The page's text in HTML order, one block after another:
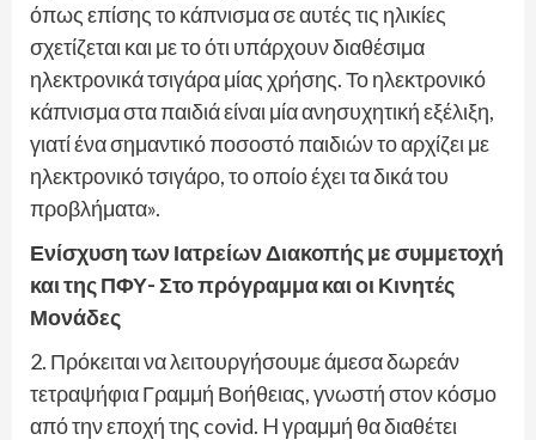
όπως επίσης το κάπνισμα σε αυτές τις ηλικίες
σχετίζεται και με το ότι υπάρχουν διαθέσιμα
ηλεκτρονικά τσιγάρα μίας χρήσης. Το ηλεκτρονικό
κάπνισμα στα παιδιά είναι μία ανησυχητική εξέλιξη,
γιατί ένα σημαντικό ποσοστό παιδιών το αρχίζει με
ηλεκτρονικό τσιγάρο, το οποίο έχει τα δικά του
προβλήματα».
Ενίσχυση των Ιατρείων Διακοπής με συμμετοχή
και της ΠΦΥ- Στο πρόγραμμα και οι Κινητές
Μονάδες
2. Πρόκειται να λειτουργήσουμε άμεσα δωρεάν
τετραψήφια Γραμμή Βοήθειας, γνωστή στον κόσμο
από την εποχή της covid. H γραμμή θα διαθέτει